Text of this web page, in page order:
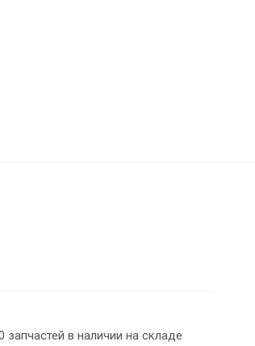
в наличии на складе